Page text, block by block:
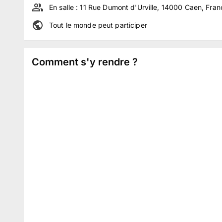
En salle :11 Rue Dumont d'Urville, 14000 Caen,
Tout le monde peut participer
Comment s'y rendre ?